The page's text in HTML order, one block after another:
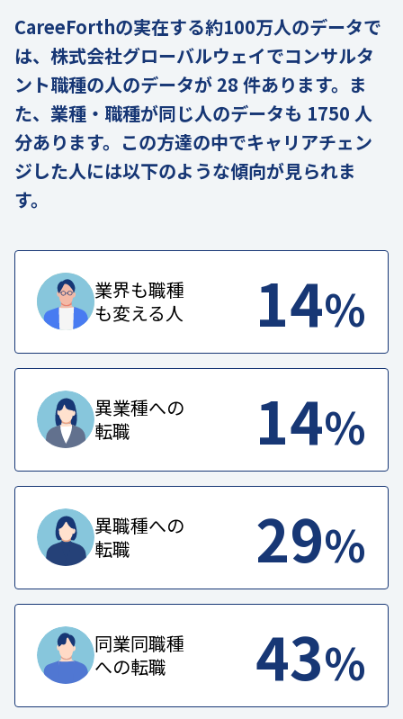
CareeForthの実在する約100万人のデータで
は、株式会社グローバルウェイでコンサルタ
ント職種の人のデータが 28 件あります。ま
た、業種・職種が同じ人のデータも 1750 人
分あります。この方達の中でキャリアチェン
ジした人には以下のような傾向が見られま
す。
業界も職種
も変える人
14%
異業種への
転職
14%
異職種への
転職
29%
同業同職種
への転職
43%